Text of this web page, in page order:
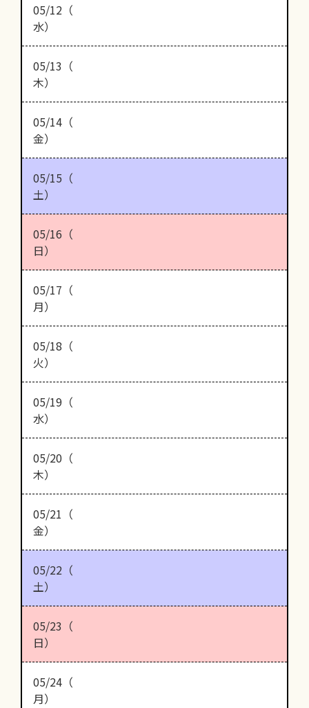
05/12（
水）
05/13（
木）
05/14（
金）
05/15（
土）
05/16（
日）
05/17（
月）
05/18（
火）
05/19（
水）
05/20（
木）
05/21（
金）
05/22（
土）
05/23（
日）
05/24（
月）